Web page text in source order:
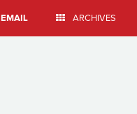
EMAIL ARCHIVES